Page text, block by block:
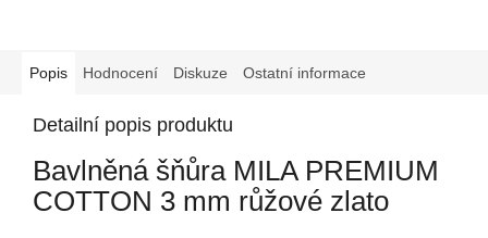
Popis Hodnocení Diskuze Ostatní informace
Detailní popis produktu
Bavlněná šňůra MILA PREMIUM
COTTON 3 mm růžové zlato